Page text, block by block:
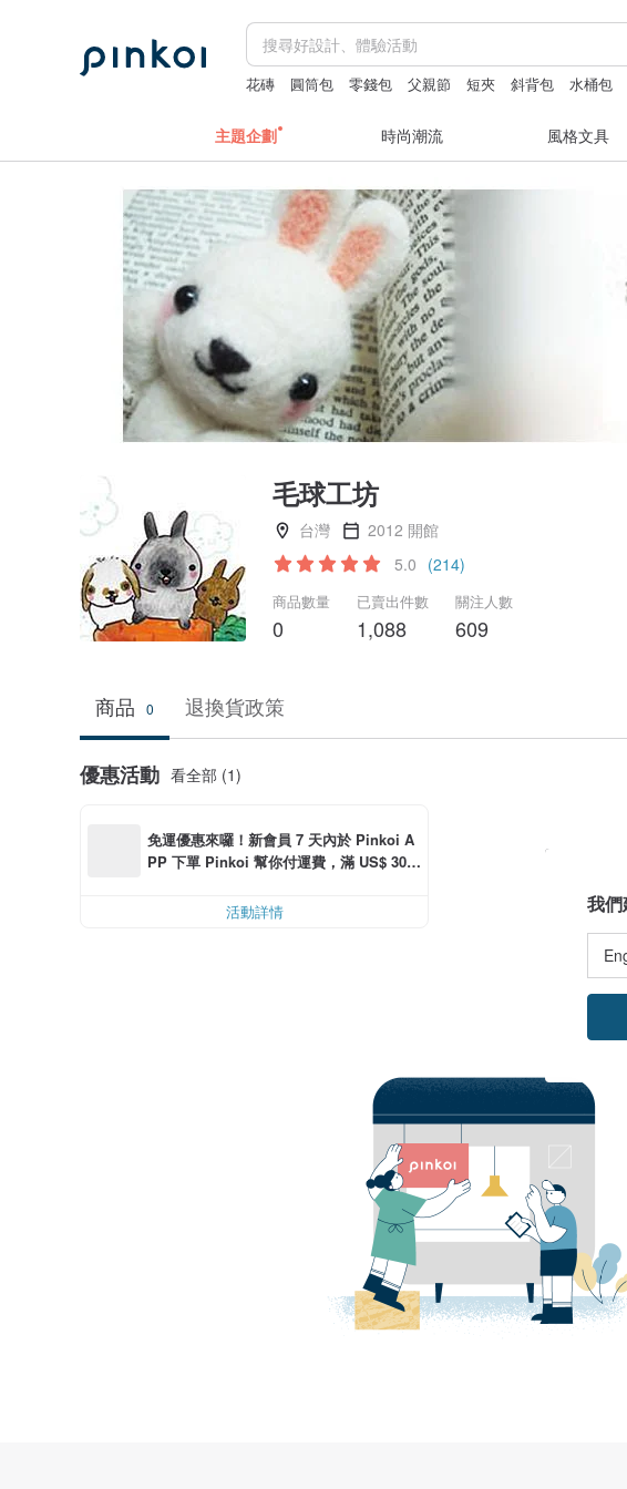
花磚 圓筒包 零錢包 父親節 短夾 斜背包 水桶包
主題企劃 時尚潮流 風格文具
毛球工坊
台灣
2012 開館
5.0 (214)
商品數量
0
已賣出件數
1,088
關注人數
609
商品 0 退換貨政策
優惠活動 看全部 (1)
免運優惠來囉！新會員 7 天內於 Pinkoi A
PP 下單 Pinkoi 幫你付運費，滿 US$ 30.0
活動詳情
我